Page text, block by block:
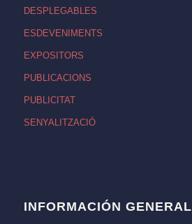
DESPLEGABLES
ESDEVENIMENTS
EXPOSITORS
PUBLICACIONS
PUBLICITAT
SENYALITZACIÓ
INFORMACIÓN GENERAL